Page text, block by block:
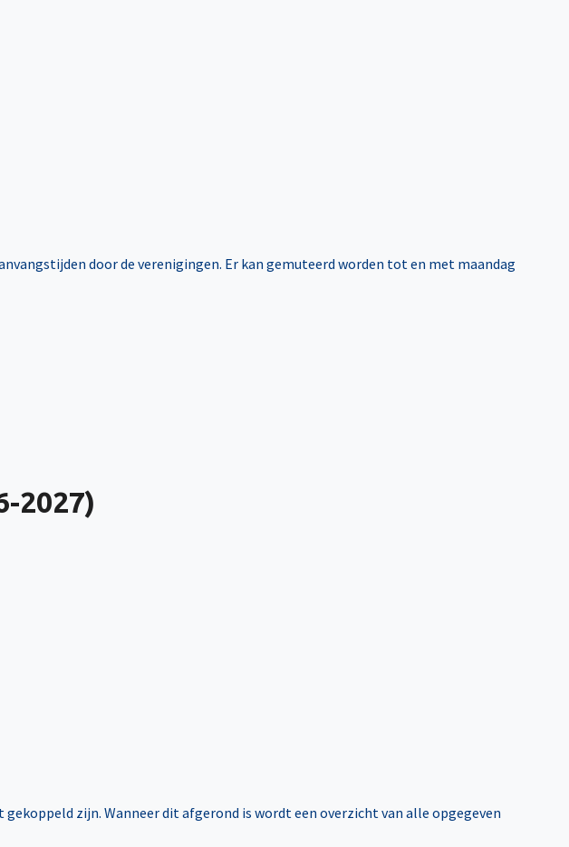
door de verenigingen. Er kan gemuteerd worden tot en met maandag
2027)
zijn. Wanneer dit afgerond is wordt een overzicht van alle opgegeven